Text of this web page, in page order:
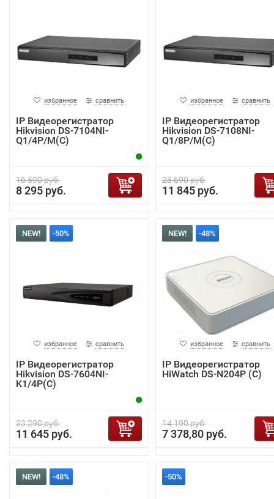
избранное сравнить
IP Видеорегистратор
Hikvision DS-7104NI-
Q1/4P/M(C)
16 590 руб.
8 295 руб.
избранное сравнить
IP Видеорегистратор
Hikvision DS-7108NI-
Q1/8P/M(C)
23 690 руб.
11 845 руб.
NEW! -50%
избранное сравнить
IP Видеорегистратор
Hikvision DS-7604NI-
K1/4P(C)
23 290 руб.
11 645 руб.
NEW! -48%
избранное сравнить
IP Видеорегистратор
HiWatch DS-N204P (C)
14 190 руб.
7 378,80 руб.
NEW! -48% -50%